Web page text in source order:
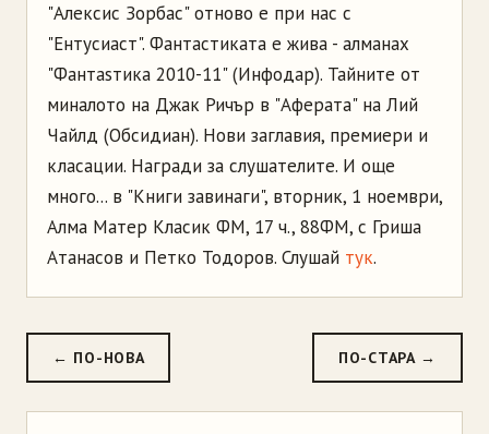
"Алексис Зорбас" отново е при нас с
"Ентусиаст". Фантастиката е жива - алманах
"Фантаsтика 2010-11" (Инфодар). Тайните от
миналото на Джак Ричър в "Аферата" на Лий
Чайлд (Обсидиан). Нови заглавия, премиери и
класации. Награди за слушателите. И още
много... в "Книги завинаги", вторник, 1 ноември,
Алма Матер Класик ФМ, 17 ч., 88ФМ, с Гриша
Атанасов и Петко Тодоров. Слушай тук.
← ПО-НОВА ПО-СТАРА →